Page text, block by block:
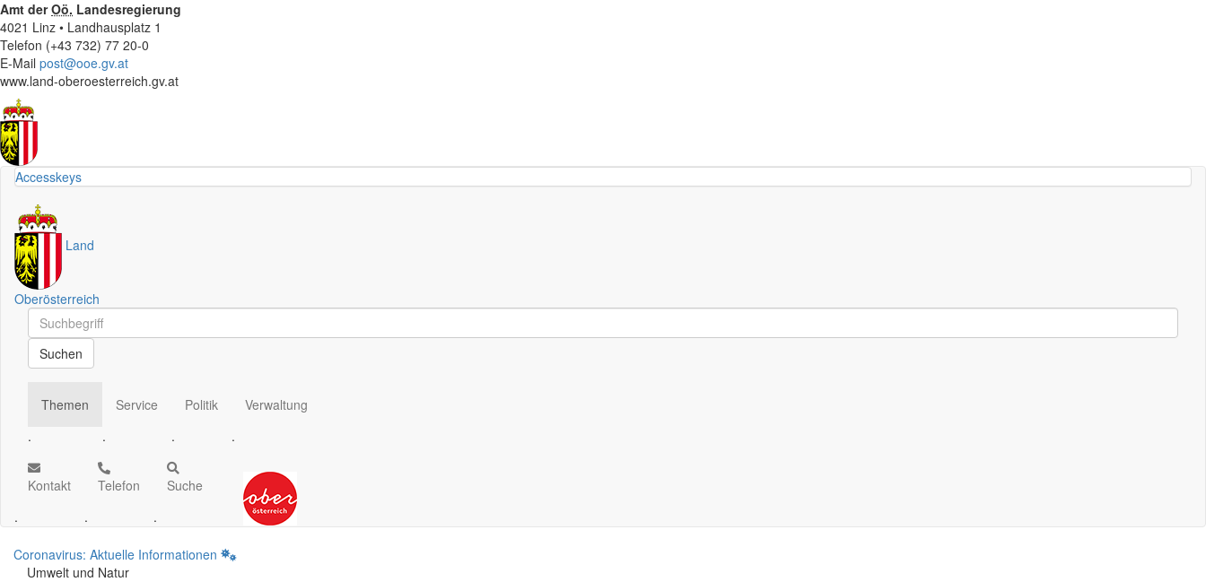
Amt derOö. Landesregierung
4021 Linz • Landhausplatz 1
Telefon (+43 732) 77 20-0
E-Mail post@ooe.gv.at
www.land-oberoesterreich.gv.at
Accesskeys
Land
Oberösterreich
Schnellsuche
Schnellsuche
Suchen
Themen
.
Service
.
Politik
.
Verwaltung
.
Kontakt
.
Telefon
.
Suche
.
Coronavirus: Aktuelle Informationen
Umwelt und Natur